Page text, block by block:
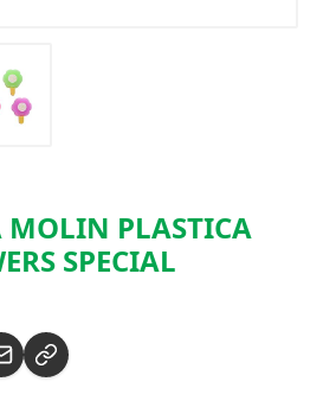
MOLIN PLASTICA
SPECIAL